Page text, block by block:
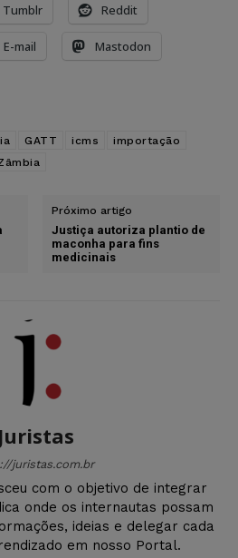
Tumblr Reddit
E-mail Mastodon
GATT icms
importação
Próximo artigo
Justiça autoriza plantio de
maconha para fins
medicinais
Juristas
juristas.com.br
com o objetivo de integrar
onde os internautas possam
ideias e delegar cada
em nosso Portal.